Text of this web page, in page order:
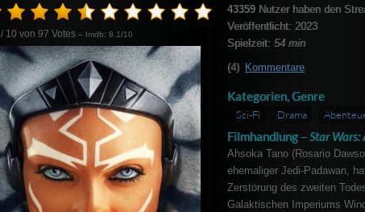
/ 10 von97 Votes – Imdb: 8.1/10
43359Nutzer haben den
Veröffentlicht: 2023
Spielzeit: 54 min
(4) Kommentare
Kategorien, Genre
Sci-Fi Drama
Filmhandlung –Star Wars:
Ahsoka Tano (Rosario
ehemaliger Jedi-Padawan,
Zerstörung des zweiten
Galaktischen Imperiums